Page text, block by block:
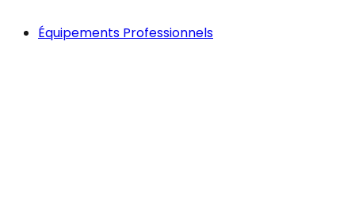
Équipements Professionnels